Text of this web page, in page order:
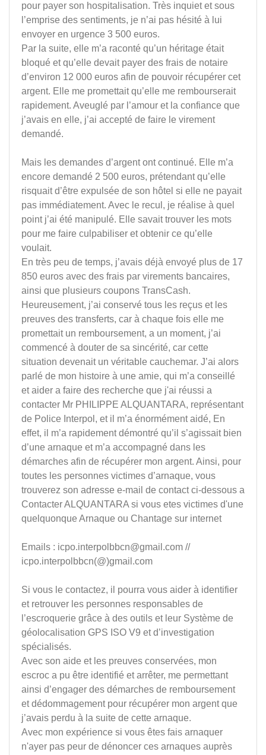
pour payer son hospitalisation. Très inquiet et sous
l’emprise des sentiments, je n’ai pas hésité à lui
envoyer en urgence 3 500 euros.
Par la suite, elle m’a raconté qu’un héritage était
bloqué et qu’elle devait payer des frais de notaire
d’environ 12 000 euros afin de pouvoir récupérer cet
argent. Elle me promettait qu’elle me rembourserait
rapidement. Aveuglé par l’amour et la confiance que
j’avais en elle, j’ai accepté de faire le virement
demandé.
Mais les demandes d’argent ont continué. Elle m’a
encore demandé 2 500 euros, prétendant qu’elle
risquait d’être expulsée de son hôtel si elle ne payait
pas immédiatement. Avec le recul, je réalise à quel
point j’ai été manipulé. Elle savait trouver les mots
pour me faire culpabiliser et obtenir ce qu’elle
voulait.
En très peu de temps, j’avais déjà envoyé plus de 17
850 euros avec des frais par virements bancaires,
ainsi que plusieurs coupons TransCash.
Heureusement, j’ai conservé tous les reçus et les
preuves des transferts, car à chaque fois elle me
promettait un remboursement, a un moment, j’ai
commencé à douter de sa sincérité, car cette
situation devenait un véritable cauchemar. J’ai alors
parlé de mon histoire à une amie, qui m’a conseillé
et aider a faire des recherche que j'ai réussi a
contacter Mr PHILIPPE ALQUANTARA, représentant
de Police Interpol, et il m’a énormément aidé, En
effet, il m’a rapidement démontré qu’il s’agissait bien
d’une arnaque et m’a accompagné dans les
démarches afin de récupérer mon argent. Ainsi, pour
toutes les personnes victimes d’arnaque, vous
trouverez son adresse e-mail de contact ci-dessous a
Contacter ALQUANTARA si vous etes victimes d'une
quelquonque Arnaque ou Chantage sur internet
Emails : icpo.interpolbbcn@gmail.com //
icpo.interpolbbcn(@)gmail.com
Si vous le contactez, il pourra vous aider à identifier
et retrouver les personnes responsables de
l’escroquerie grâce à des outils et leur Système de
géolocalisation GPS ISO V9 et d’investigation
spécialisés.
Avec son aide et les preuves conservées, mon
escroc a pu être identifié et arrêter, me permettant
ainsi d’engager des démarches de remboursement
et dédommagement pour récupérer mon argent que
j’avais perdu à la suite de cette arnaque.
Avec mon expérience si vous êtes fais arnaquer
n'ayer pas peur de dénoncer ces arnaques auprès